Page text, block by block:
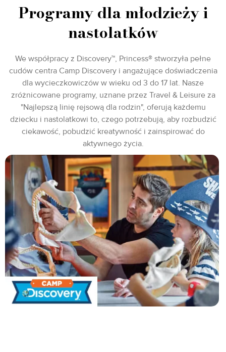
Programy dla młodzieży i
nastolatków
We współpracy z Discovery™, Princess® stworzyła pełne
cudów centra Camp Discovery i angażujące doświadczenia
dla wycieczkowiczów w wieku od 3 do 17 lat. Nasze
zróżnicowane programy, uznane przez Travel & Leisure za
"Najlepszą linię rejsową dla rodzin", oferują każdemu
dziecku i nastolatkowi to, czego potrzebują, aby rozbudzić
ciekawość, pobudzić kreatywność i zainspirować do
aktywnego życia.